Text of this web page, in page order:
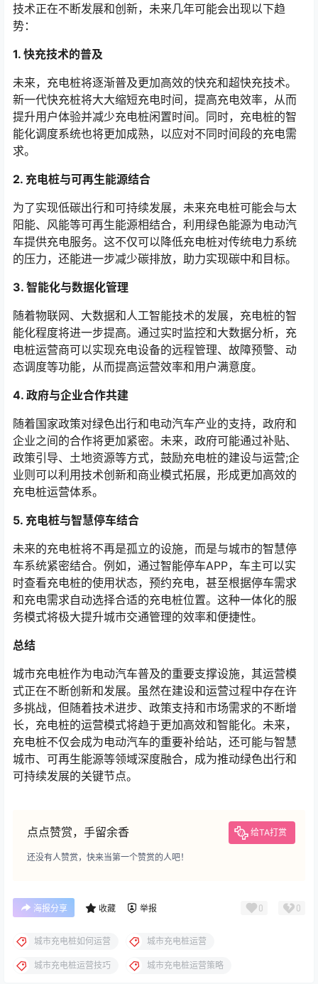
技术正在不断发展和创新，未来几年可能会出现以下趋
势：
1. 快充技术的普及
未来，充电桩将逐渐普及更加高效的快充和超快充技术。
新一代快充桩将大大缩短充电时间，提高充电效率，从而
提升用户体验并减少充电桩闲置时间。同时，充电桩的智
能化调度系统也将更加成熟，以应对不同时间段的充电需
求。
2. 充电桩与可再生能源结合
为了实现低碳出行和可持续发展，未来充电桩可能会与太
阳能、风能等可再生能源相结合，利用绿色能源为电动汽
车提供充电服务。这不仅可以降低充电桩对传统电力系统
的压力，还能进一步减少碳排放，助力实现碳中和目标。
3. 智能化与数据化管理
随着物联网、大数据和人工智能技术的发展，充电桩的智
能化程度将进一步提高。通过实时监控和大数据分析，充
电桩运营商可以实现充电设备的远程管理、故障预警、动
态调度等功能，从而提高运营效率和用户满意度。
4. 政府与企业合作共建
随着国家政策对绿色出行和电动汽车产业的支持，政府和
企业之间的合作将更加紧密。未来，政府可能通过补贴、
政策引导、土地资源等方式，鼓励充电桩的建设与运营;企
业则可以利用技术创新和商业模式拓展，形成更加高效的
充电桩运营体系。
5. 充电桩与智慧停车结合
未来的充电桩将不再是孤立的设施，而是与城市的智慧停
车系统紧密结合。例如，通过智能停车APP，车主可以实
时查看充电桩的使用状态，预约充电，甚至根据停车需求
和充电需求自动选择合适的充电桩位置。这种一体化的服
务模式将极大提升城市交通管理的效率和便捷性。
总结
城市充电桩作为电动汽车普及的重要支撑设施，其运营模
式正在不断创新和发展。虽然在建设和运营过程中存在许
多挑战，但随着技术进步、政策支持和市场需求的不断增
长，充电桩的运营模式将趋于更加高效和智能化。未来，
充电桩不仅会成为电动汽车的重要补给站，还可能与智慧
城市、可再生能源等领域深度融合，成为推动绿色出行和
可持续发展的关键节点。
点点赞赏，手留余香 给TA打赏
还没有人赞赏，快来当第一个赞赏的人吧！
海报分享 收藏 举报 0 0
城市充电桩如何运营 城市充电桩运营
城市充电桩运营技巧 城市充电桩运营策略